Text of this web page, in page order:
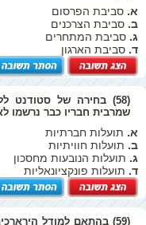
א. סביבת הפרסום
ב. סביבת הצרכנים
ג. סביבת המתחרים
ד. סביבת הארגון
(58) בחירה של סטודנט
שמרבית חבריו כבר נרשמו
א. תועלות חברתיות
ב. תועלות חוויתיות
ג. תועלות הנובעות מחסכון
ד. תועלות פונקציונאליות
(59) בהתאם למודל